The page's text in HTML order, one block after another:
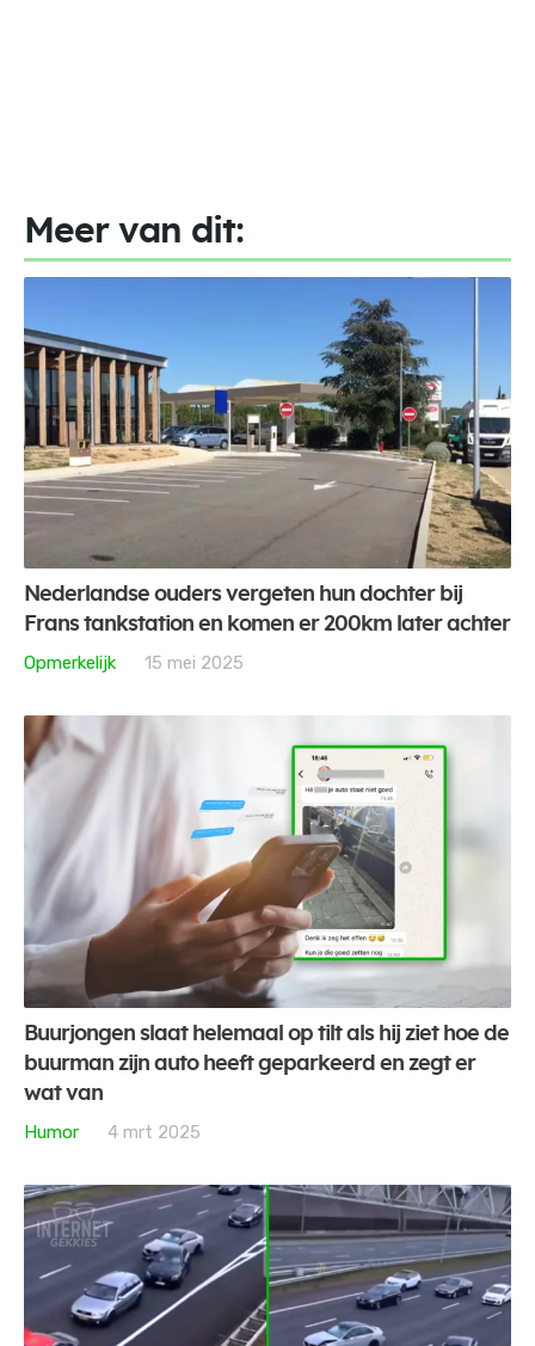
Meer van dit:
Nederlandse ouders vergeten hun dochter bij
Frans tankstation en komen er 200km later achter
Opmerkelijk
15 mei 2025
Buurjongen slaat helemaal op tilt als hij ziet hoe de
buurman zijn auto heeft geparkeerd en zegt er
wat van
Humor
4 mrt 2025